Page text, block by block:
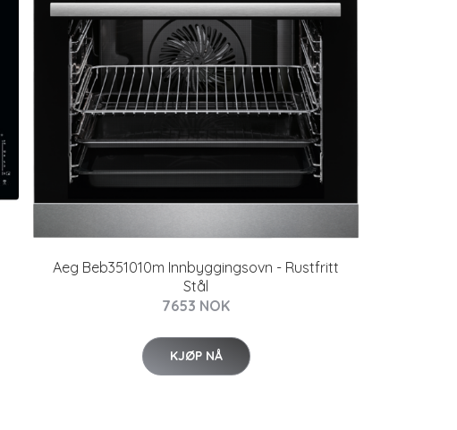
Aeg Beb351010m Innbyggingsovn - Rustfritt
Stål
7653 NOK
KJØP NÅ